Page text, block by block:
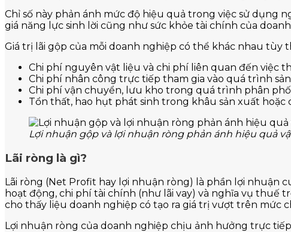
Chỉ số này phản ánh mức độ hiệu quả trong việc sử dụng
giá năng lực sinh lời cũng như sức khỏe tài chính của
Giá trị lãi gộp của mỗi doanh nghiệp có thể khác nhau
Chi phí nguyên vật liệu và chi phí liên quan đến việc
Chi phí nhân công trực tiếp tham gia vào quá trình
Chi phí vận chuyển, lưu kho trong quá trình phân
Tổn thất, hao hụt phát sinh trong khâu sản xuất hoặc
Lợi nhuận gộp và lợi nhuận ròng phản ánh hiệu quả
Lãi ròng là gì?
Lãi ròng (Net Profit hay lợi nhuận ròng) là phần lợi nhuận
hoạt động, chi phí tài chính (như lãi vay) và nghĩa vụ thuế
cho thấy liệu doanh nghiệp có tạo ra giá trị vượt trên mức
Lợi nhuận ròng của doanh nghiệp chịu ảnh hưởng trực